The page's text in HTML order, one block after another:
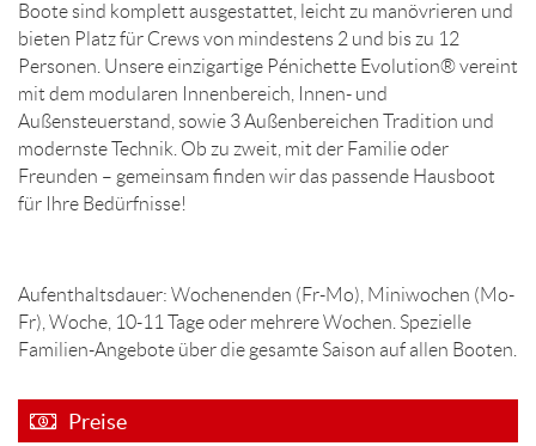
Boote sind komplett ausgestattet, leicht zu manövrieren und
bieten Platz für Crews von mindestens 2 und bis zu 12
Personen. Unsere einzigartige Pénichette Evolution® vereint
mit dem modularen Innenbereich, Innen- und
Außensteuerstand, sowie 3 Außenbereichen Tradition und
modernste Technik. Ob zu zweit, mit der Familie oder
Freunden – gemeinsam finden wir das passende Hausboot
für Ihre Bedürfnisse!
Aufenthaltsdauer: Wochenenden (Fr-Mo), Miniwochen (Mo-
Fr), Woche, 10-11 Tage oder mehrere Wochen. Spezielle
Familien-Angebote über die gesamte Saison auf allen Booten.
Preise